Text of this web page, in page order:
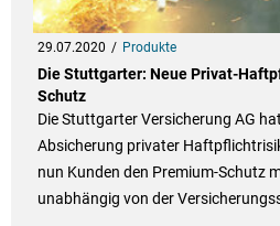
29.07.2020 Produkte
Die Stuttgarter: Neue Privat-
Schutz
Die Stuttgarter Versicherung AG
Absicherung privater
nun Kunden den Premium-Schutz
unabhängig von der